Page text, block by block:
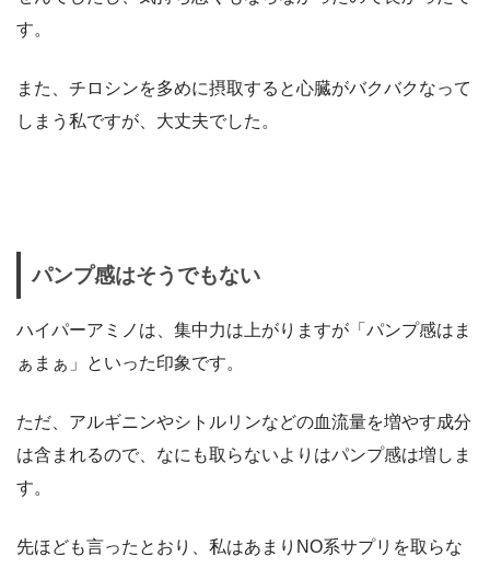
す。
また、チロシンを多めに摂取すると心臓がバクバクなって
しまう私ですが、大丈夫でした。
パンプ感はそうでもない
ハイパーアミノは、集中力は上がりますが「パンプ感はま
ぁまぁ」といった印象です。
ただ、アルギニンやシトルリンなどの血流量を増やす成分
は含まれるので、なにも取らないよりはパンプ感は増しま
す。
先ほども言ったとおり、私はあまりNO系サプリを取らな